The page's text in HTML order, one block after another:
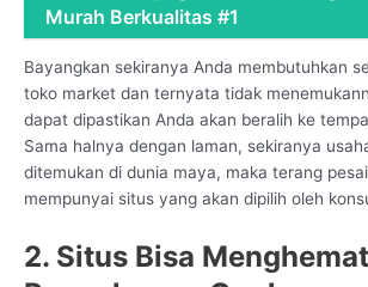
Murah Berkualitas #1
Bayangkan sekiranya Anda membutuhkan
toko market dan ternyata tidak
dapat dipastikan Anda akan beralih ke
Sama halnya dengan laman, sekiranya
ditemukan di dunia maya, maka terang
mempunyai situs yang akan dipilih oleh
2. Situs Bisa Menghemat